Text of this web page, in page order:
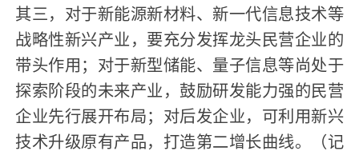
其三，对于新能源新材料、新一代信息技术等
战略性新兴产业，要充分发挥龙头民营企业的
带头作用；对于新型储能、量子信息等尚处于
探索阶段的未来产业，鼓励研发能力强的民营
企业先行展开布局；对后发企业，可利用新兴
技术升级原有产品，打造第二增长曲线。（记